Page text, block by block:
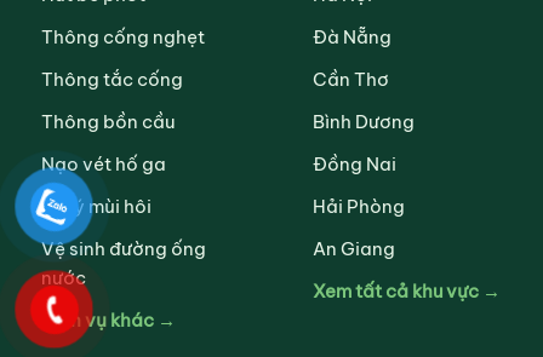
Thông cống nghẹt
Thông tắc cống
Thông bồn cầu
Nạo vét hố ga
Xử lý mùi hôi
Vệ sinh đường ống
nước
Dịch vụ khác →
Đà Nẵng
Cần Thơ
Bình Dương
Đồng Nai
Hải Phòng
An Giang
Xem tất cả khu vực →